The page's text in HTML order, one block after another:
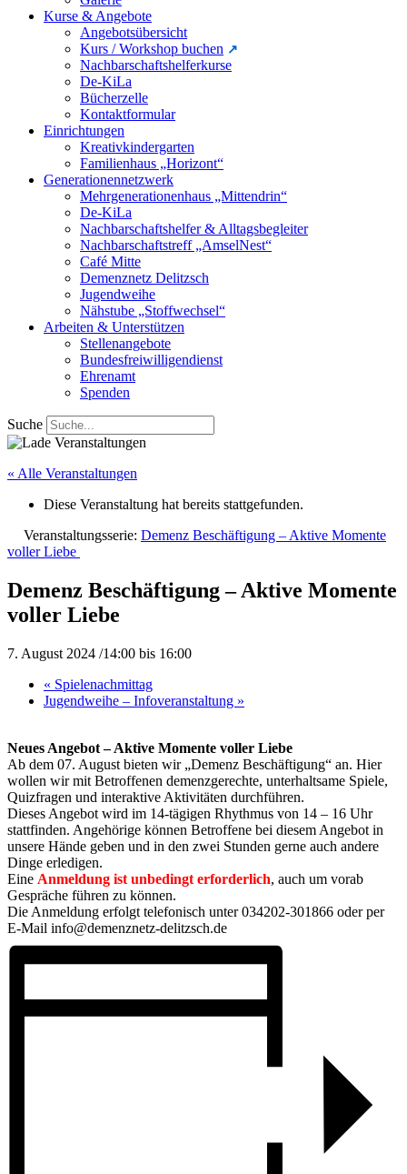
Kurse & Angebote
Angebotsübersicht
Kurs / Workshop buchen
Nachbarschaftshelferkurse
De-KiLa
Bücherzelle
Kontaktformular
Einrichtungen
Kreativkindergarten
Familienhaus „Horizont“
Generationennetzwerk
Mehrgenerationenhaus „Mittendrin“
De-KiLa
Nachbarschaftshelfer & Alltagsbegleiter
Nachbarschaftstreff „AmselNest“
Café Mitte
Demenznetz Delitzsch
Jugendweihe
Nähstube „Stoffwechsel“
Arbeiten & Unterstützen
Stellenangebote
Bundesfreiwilligendienst
Ehrenamt
Spenden
Suche
« Alle Veranstaltungen
Diese Veranstaltung hat bereits stattgefunden.
Veranstaltungsserie: Demenz Beschäftigung – Aktive Momente
voller Liebe
Demenz Beschäftigung – Aktive Momente
voller Liebe
7. August 2024 /14:00 bis 16:00
« Spielenachmittag
Jugendweihe – Infoveranstaltung »
Neues Angebot – Aktive Momente voller Liebe
Ab dem 07. August bieten wir „Demenz Beschäftigung“ an. Hier
wollen wir mit Betroffenen demenzgerechte, unterhaltsame Spiele,
Quizfragen und interaktive Aktivitäten durchführen.
Dieses Angebot wird im 14-tägigen Rhythmus von 14 – 16 Uhr
stattfinden. Angehörige können Betroffene bei diesem Angebot in
unsere Hände geben und in den zwei Stunden gerne auch andere
Dinge erledigen.
Eine Anmeldung ist unbedingt erforderlich, auch um vorab
Gespräche führen zu können.
Die Anmeldung erfolgt telefonisch unter 034202-301866 oder per
E-Mail info@demenznetz-delitzsch.de